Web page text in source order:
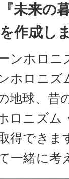
未来の
作成し
ンホロニ
ホロニ
地球、昔
ロニズム
得できま
一緒に考